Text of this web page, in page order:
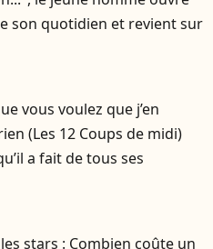
son quotidien et revient sur
vous voulez que j’en
(Les 12 Coups de midi)
a fait de tous ses
stars : Combien coûte un